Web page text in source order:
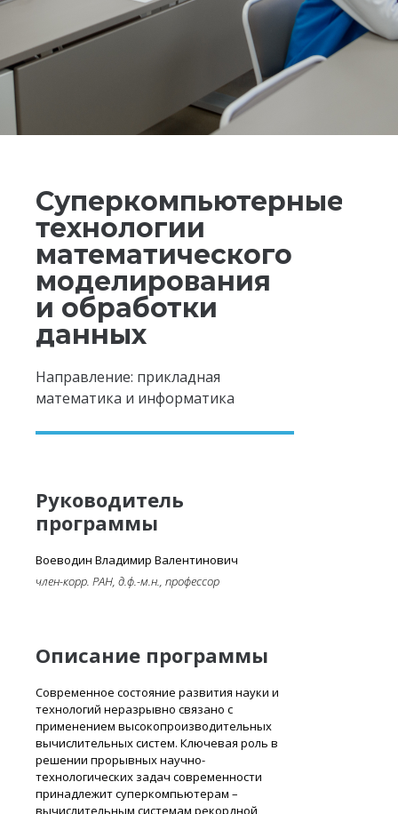
Суперкомпьютерные
технологии
математического
моделирования
и обработки
данных
Направление: прикладная
математика и информатика
Руководитель
программы
Воеводин Владимир Валентинович
член-корр. РАН, д.ф.-м.н., профессор
Описание программы
Современное состояние развития науки и
технологий неразрывно связано с
применением высокопроизводительных
вычислительных систем. Ключевая роль в
решении прорывных научно-
технологических задач современности
принадлежит суперкомпьютерам –
вычислительным системам рекордной